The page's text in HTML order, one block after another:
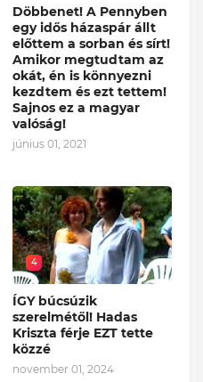
Döbbenet! A Pennyben
egy idős házaspár állt
előttem a sorban és sírt!
Amikor megtudtam az
okát, én is könnyezni
kezdtem és ezt tettem!
Sajnos ez a magyar
valóság!
június 01, 2021
4
ÍGY búcsúzik
szerelmétől! Hadas
Kriszta férje EZT tette
közzé
november 01, 2024